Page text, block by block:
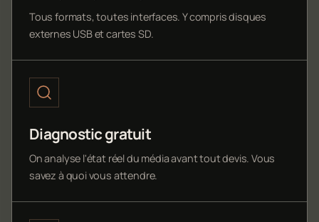
Tous formats, toutes interfaces. Y compris disques
externes USB et cartes SD.
Diagnostic gratuit
On analyse l'état réel du média avant tout devis. Vous
savez à quoi vous attendre.